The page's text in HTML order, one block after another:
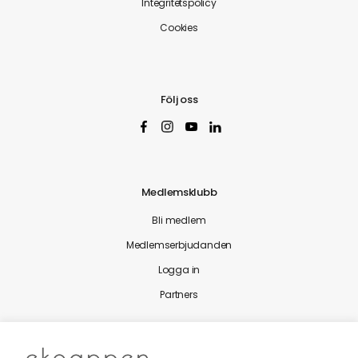
Integritetspolicy
Cookies
Följ oss
Medlemsklubb
Bli medlem
Medlemserbjudanden
Logga in
Partners